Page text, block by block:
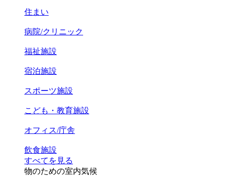
住まい
病院/クリニック
福祉施設
宿泊施設
スポーツ施設
こども・教育施設
オフィス/庁舎
飲食施設
すべてを見る
物のための室内気候